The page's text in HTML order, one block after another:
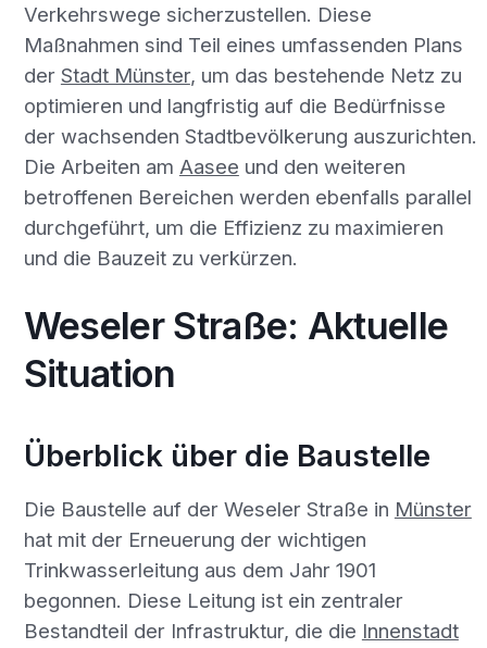
Verkehrswege sicherzustellen. Diese
Maßnahmen sind Teil eines umfassenden Plans
der Stadt Münster, um das bestehende Netz zu
optimieren und langfristig auf die Bedürfnisse
der wachsenden Stadtbevölkerung auszurichten.
Die Arbeiten am Aasee und den weiteren
betroffenen Bereichen werden ebenfalls parallel
durchgeführt, um die Effizienz zu maximieren
und die Bauzeit zu verkürzen.
Weseler Straße: Aktuelle
Situation
Überblick über die Baustelle
Die Baustelle auf der Weseler Straße in Münster
hat mit der Erneuerung der wichtigen
Trinkwasserleitung aus dem Jahr 1901
begonnen. Diese Leitung ist ein zentraler
Bestandteil der Infrastruktur, die die Innenstadt